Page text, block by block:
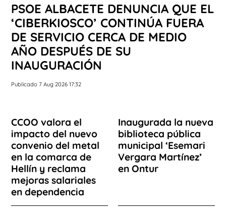
PSOE ALBACETE DENUNCIA QUE EL
‘CIBERKIOSCO’ CONTINÚA FUERA
DE SERVICIO CERCA DE MEDIO
AÑO DESPUÉS DE SU
INAUGURACIÓN
Publicado 7 Aug 2026 17:32
CCOO valora el
impacto del nuevo
convenio del metal
en la comarca de
Hellín y reclama
mejoras salariales
en dependencia
Inaugurada la nueva
biblioteca pública
municipal ‘Esemari
Vergara Martínez’
en Ontur